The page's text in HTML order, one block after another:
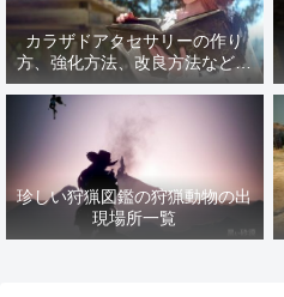
カラザドアクセサリーの作り
方、強化方法、改良方法などま
とめ【黒い砂漠冒険日誌１４１
珍しい狩猟図鑑の狩猟動物の出
現場所一覧